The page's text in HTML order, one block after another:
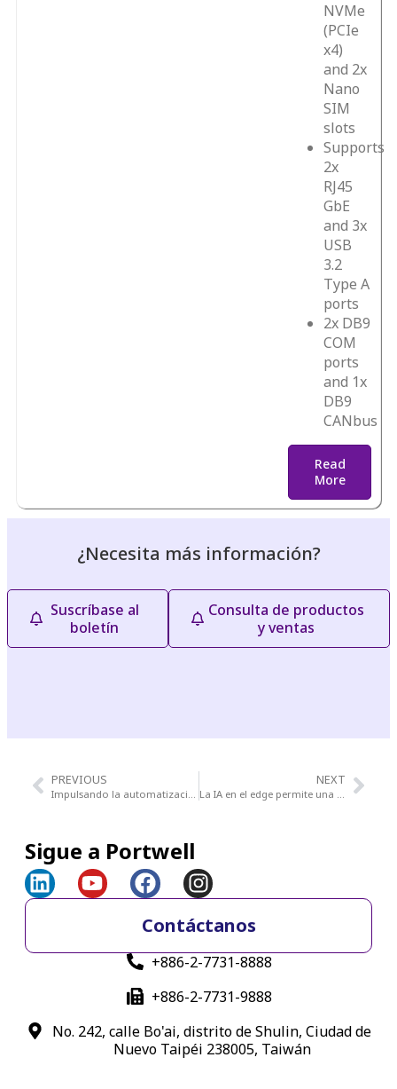
NVMe
(PCIe
x4)
and 2x
Nano
SIM
slots
Supports
2x
RJ45
GbE
and 3x
USB
3.2
Type A
ports
2x DB9
COM
ports
and 1x
DB9
CANbus
Read
More
¿Necesita más información?
Suscríbase al
boletín
Consulta de productos
y ventas
PREVIOUS NEXT
Sigue a Portwell
Contáctanos
+886-2-7731-8888
+886-2-7731-9888
No. 242, calle Bo'ai, distrito de Shulin, Ciudad de
Nuevo Taipéi 238005, Taiwán